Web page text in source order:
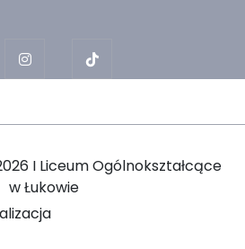
I Liceum Ogólnokształcące
w Łukowie